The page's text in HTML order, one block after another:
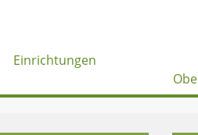
Einrichtungen